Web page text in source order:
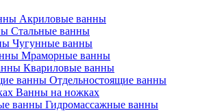
Акриловые ванны
Стальные ванны
Чугунные ванны
Мраморные ванны
Квариловые ванны
Отдельностоящие ванны
Ванны на ножках
Гидромассажные ванны